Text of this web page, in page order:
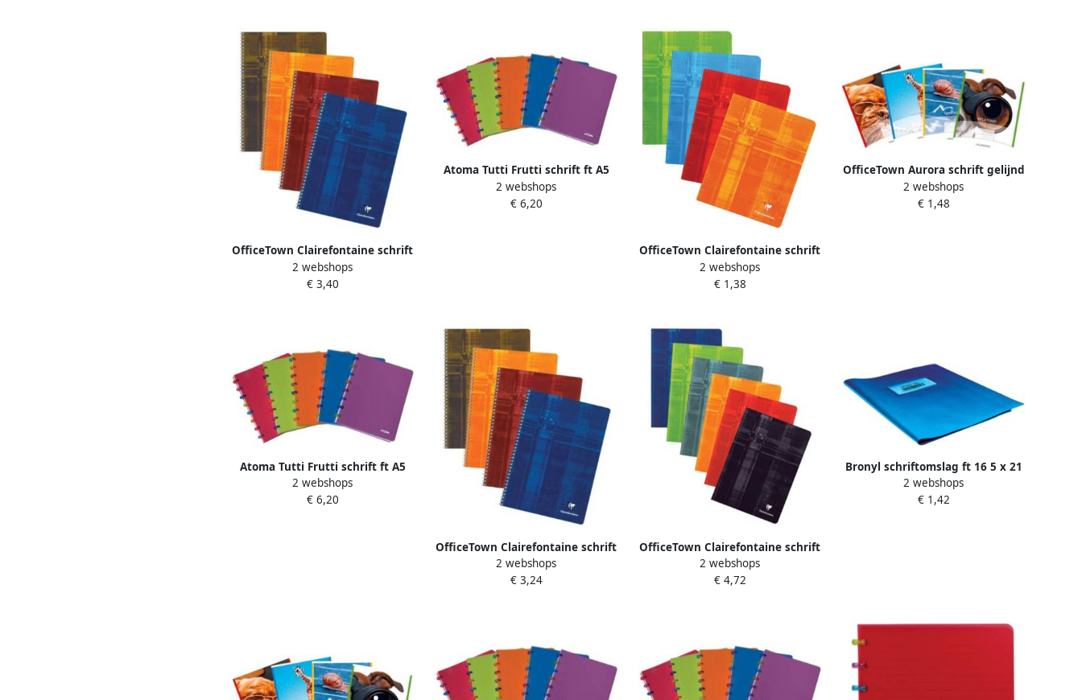
OfficeTown Clairefontaine schrift
ft A4 100 bladzijden geruit 5 5
mm zonder kantlijn
2 webshops
€ 3,40
Atoma Tutti Frutti schrift ft A5
144 bladzijden geruit 5 mm
geassorteerde kleuren
2 webshops
€ 6,20
OfficeTown Clairefontaine schrift
ft 16 5 x 21 cm 72 bladzijden
commercieel zonder kantlijn
2 webshops
€ 1,38
OfficeTown Aurora schrift gelijnd
5 3 5 mm
2 webshops
€ 1,48
Atoma Tutti Frutti schrift ft A5
144 bladzijden commercieel
geruit geassorteerde kleuren
2 webshops
€ 6,20
OfficeTown Clairefontaine schrift
ft A4 100 bladzijden gelijnd met
kantlijn
2 webshops
€ 3,24
OfficeTown Clairefontaine schrift
ft A4 80 bladzijden geruit 5 5 mm
zonder kantlijn
2 webshops
€ 4,72
Bronyl schriftomslag ft 16 5 x 21
cm (schrift) donkerblauw
2 webshops
€ 1,42